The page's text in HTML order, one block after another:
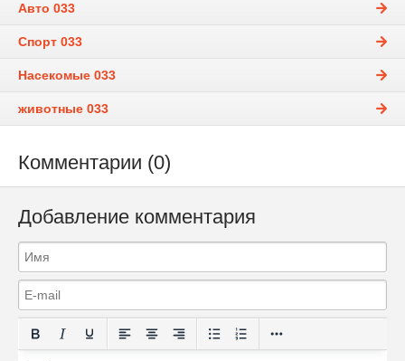
Авто 033
Спорт 033
Насекомые 033
животные 033
Комментарии (0)
Добавление комментария